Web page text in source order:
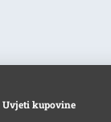
Uvjeti kupovine